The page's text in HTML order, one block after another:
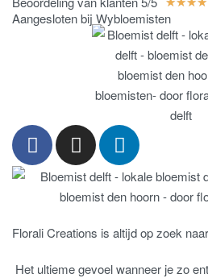
Aangesloten bij Wybloemisten
Florali Creations is altijd op zoek
Het ultieme gevoel wanneer je zo